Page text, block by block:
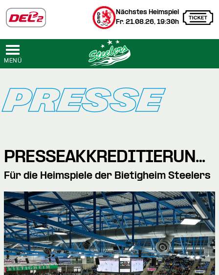
Nächstes Heimspiel
Fr. 21.08.26, 19:30h
MENÜ
PRESSE
PRESSEAKKREDITIERUNGEN
Für die Heimspiele der Bietigheim Steelers